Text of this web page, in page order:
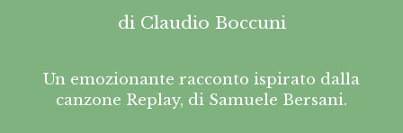
di Claudio Boccuni
Un emozionante racconto ispirato dalla
canzone Replay, di Samuele Bersani.